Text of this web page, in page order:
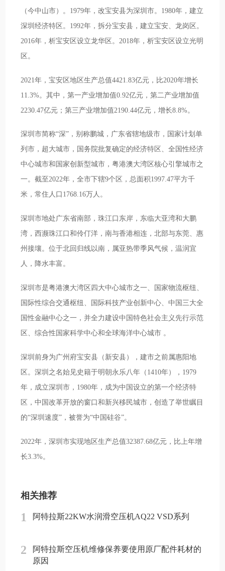
（今中山市）。1979年，改宝安县为深圳市。1980年，建立
深圳经济特区。1992年，拆分宝安县，建立宝安、龙岗区。
2016年，析宝安区设立龙华区。2018年，析宝安区设立光明
区。
2021年，宝安区地区生产总值4421.83亿元，比2020年增长
11.3%。其中，第一产业增加值0.92亿元，第二产业增加值
2230.47亿元；第三产业增加值2190.44亿元，增长8.8%。
深圳市简称“深”，别称鹏城，广东省辖地级市，国家计划单
列市，超大城市，国务院批复确定的经济特区、全国性经济
中心城市和国家创新型城市，粤港澳大湾区核心引擎城市之
一。截至2022年，全市下辖9个区，总面积1997.47平方千
米，常住人口1768.16万人。
深圳市地处广东省南部，珠江口东岸，东临大亚湾和大鹏
湾，西濒珠江口和伶仃洋，南与香港相连，北部与东莞、惠
州接壤。位于北回归线以南，属亚热带季风气候，温润宜
人，降水丰富。
深圳市是粤港澳大湾区四大中心城市之一、国家物流枢纽、
国际性综合交通枢纽、国际科技产业创新中心、中国三大全
国性金融中心之一，并全力建设中国特色社会主义先行示范
区、综合性国家科学中心和全球海洋中心城市 。
深圳前身为广州府宝安县（新安县），建市之前属惠阳地
区。深圳之名始见史籍于明朝永乐八年（1410年），1979
年，成立深圳市，1980年，成为中国设立的第一个经济特
区，中国改革开放的窗口和新兴移民城市，创造了举世瞩目
的“深圳速度”，被誉为“中国硅谷”。
2022年，深圳市实现地区生产总值32387.68亿元，比上年增
长3.3%。
相关推荐
1 阿特拉斯22KW水润滑空压机AQ22 VSD系列
2
阿特拉斯空压机维修保养要使用原厂配件耗材的
原因